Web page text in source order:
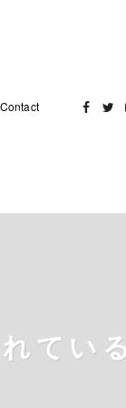
Contact
てい